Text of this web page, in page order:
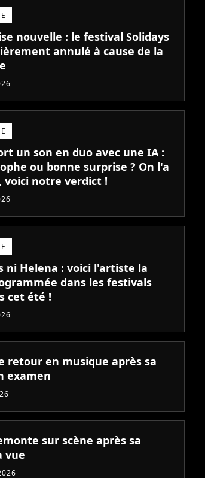
nouvelle : le festival Solidays
annulé à cause de la
un son en duo avec une IA :
ou bonne surprise ? On l'a
voici notre verdict !
ni Helena : voici l'artiste la
dans les festivals
cet été !
retour en musique après sa
examen
sur scène après sa
vue